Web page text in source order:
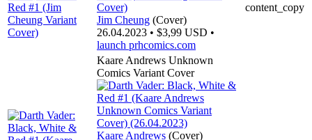
Jim Cheung (Cover)
26.04.2023 • $3,99 USD •
launch prhcomics.com
content_copy
Kaare Andrews Unknown
Comics Variant Cover
Kaare Andrews (Cover)